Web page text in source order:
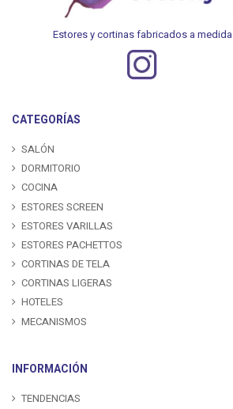
Estores y cortinas fabricados a medida
CATEGORÍAS
SALÓN
DORMITORIO
COCINA
ESTORES SCREEN
ESTORES VARILLAS
ESTORES PACHETTOS
CORTINAS DE TELA
CORTINAS LIGERAS
HOTELES
MECANISMOS
INFORMACIÓN
TENDENCIAS